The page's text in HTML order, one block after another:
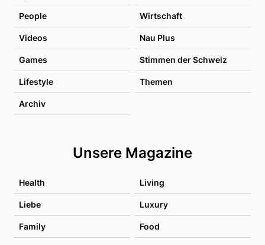
People Wirtschaft
Videos Nau Plus
Games Stimmen der Schweiz
Lifestyle Themen
Archiv
Unsere Magazine
Health Living
Liebe Luxury
Family Food